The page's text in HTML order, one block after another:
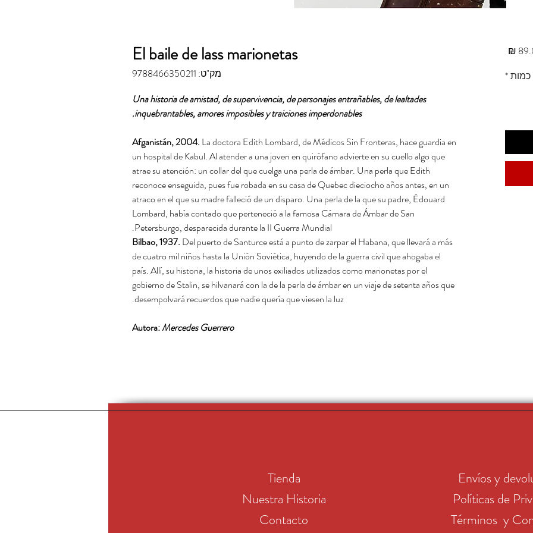
El baile de lass marionetas
מק"ט: 9788466350211
Una historia de amistad, de supervivencia, de personajes entrañables, de lealtades
inquebrantables, amores imposibles y traiciones imperdonables.
Afganistán, 2004. La doctora Edith Lombard, de Médicos Sin Fronteras, hace guardia en
un hospital de Kabul. Al atender a una joven en quirófano advierte en su cuello algo que
atrae su atención: un collar del que cuelga una perla de ámbar. Una perla que Edith
reconoce enseguida, pues fue robada en su casa de Quebec dieciocho años antes, en un
atraco en el que su madre falleció de un disparo. Una perla de la que su padre, Édouard
Lombard, había contado que perteneció a la famosa Cámara de Ámbar de San
Petersburgo, desparecida durante la II Guerra Mundial.
Bilbao, 1937. Del puerto de Santurce está a punto de zarpar el Habana, que llevará a más
de cuatro mil niños hasta la Unión Soviética, huyendo de la guerra civil que ahogaba el
país. Allí, su historia, la historia de unos exiliados utilizados como marionetas por el
gobierno de Stalin, se hilvanará con la de la perla de ámbar en un viaje de setenta años que
desempolvará recuerdos que nadie quería que viesen la luz.
Autora:Mercedes Guerrero
כמות*
Tienda
Nuestra Historia
Contacto
Envíos y
Políticas de
Términos y